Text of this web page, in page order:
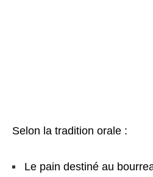
Selon la tradition orale :
Le pain destiné au